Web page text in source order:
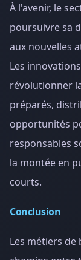
À l'avenir, le
poursuivre sa
aux nouvelles
Les
révolutionner
préparés,
opportunités
responsables
la montée en
courts.
Conclusion
Les métiers de